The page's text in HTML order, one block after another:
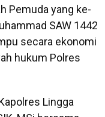
Pemuda yang ke-
SAW 1442
secara ekonomi
hukum Polres
Lingga